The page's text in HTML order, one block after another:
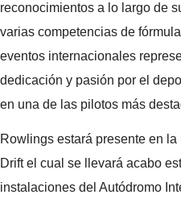
reconocimientos a lo largo de
varias competencias de
eventos internacionales
dedicación y pasión por el
en una de las pilotos más
Rowlings estará presente en
Drift el cual se llevará acabo
instalaciones del Autódromo